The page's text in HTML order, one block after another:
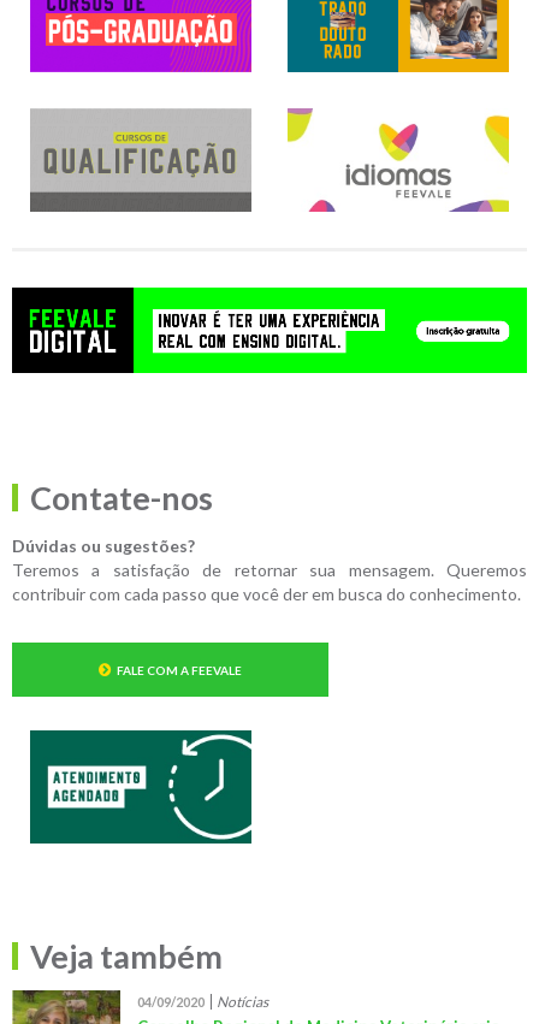
Contate-nos
Dúvidas ou sugestões?
Teremos a satisfação de retornar sua mensagem. Queremos
contribuir com cada passo que você der em busca do conhecimento.
FALE COM A FEEVALE
Veja também
04/09/2020 Notícias